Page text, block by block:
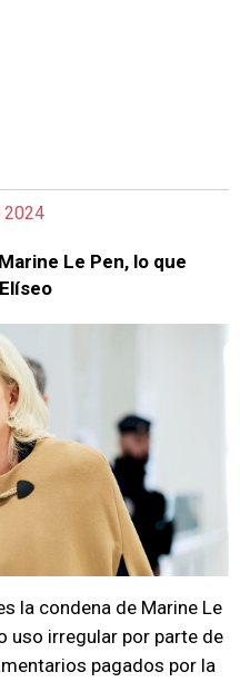
2024
Le Pen, lo que
la condena de Marine Le
uso irregular por parte de
pagados por la